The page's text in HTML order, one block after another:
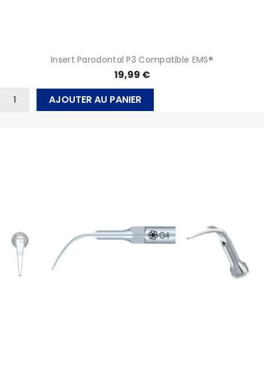
Insert Parodontal P3 Compatible EMS®
19,99 €
AJOUTER AU PANIER